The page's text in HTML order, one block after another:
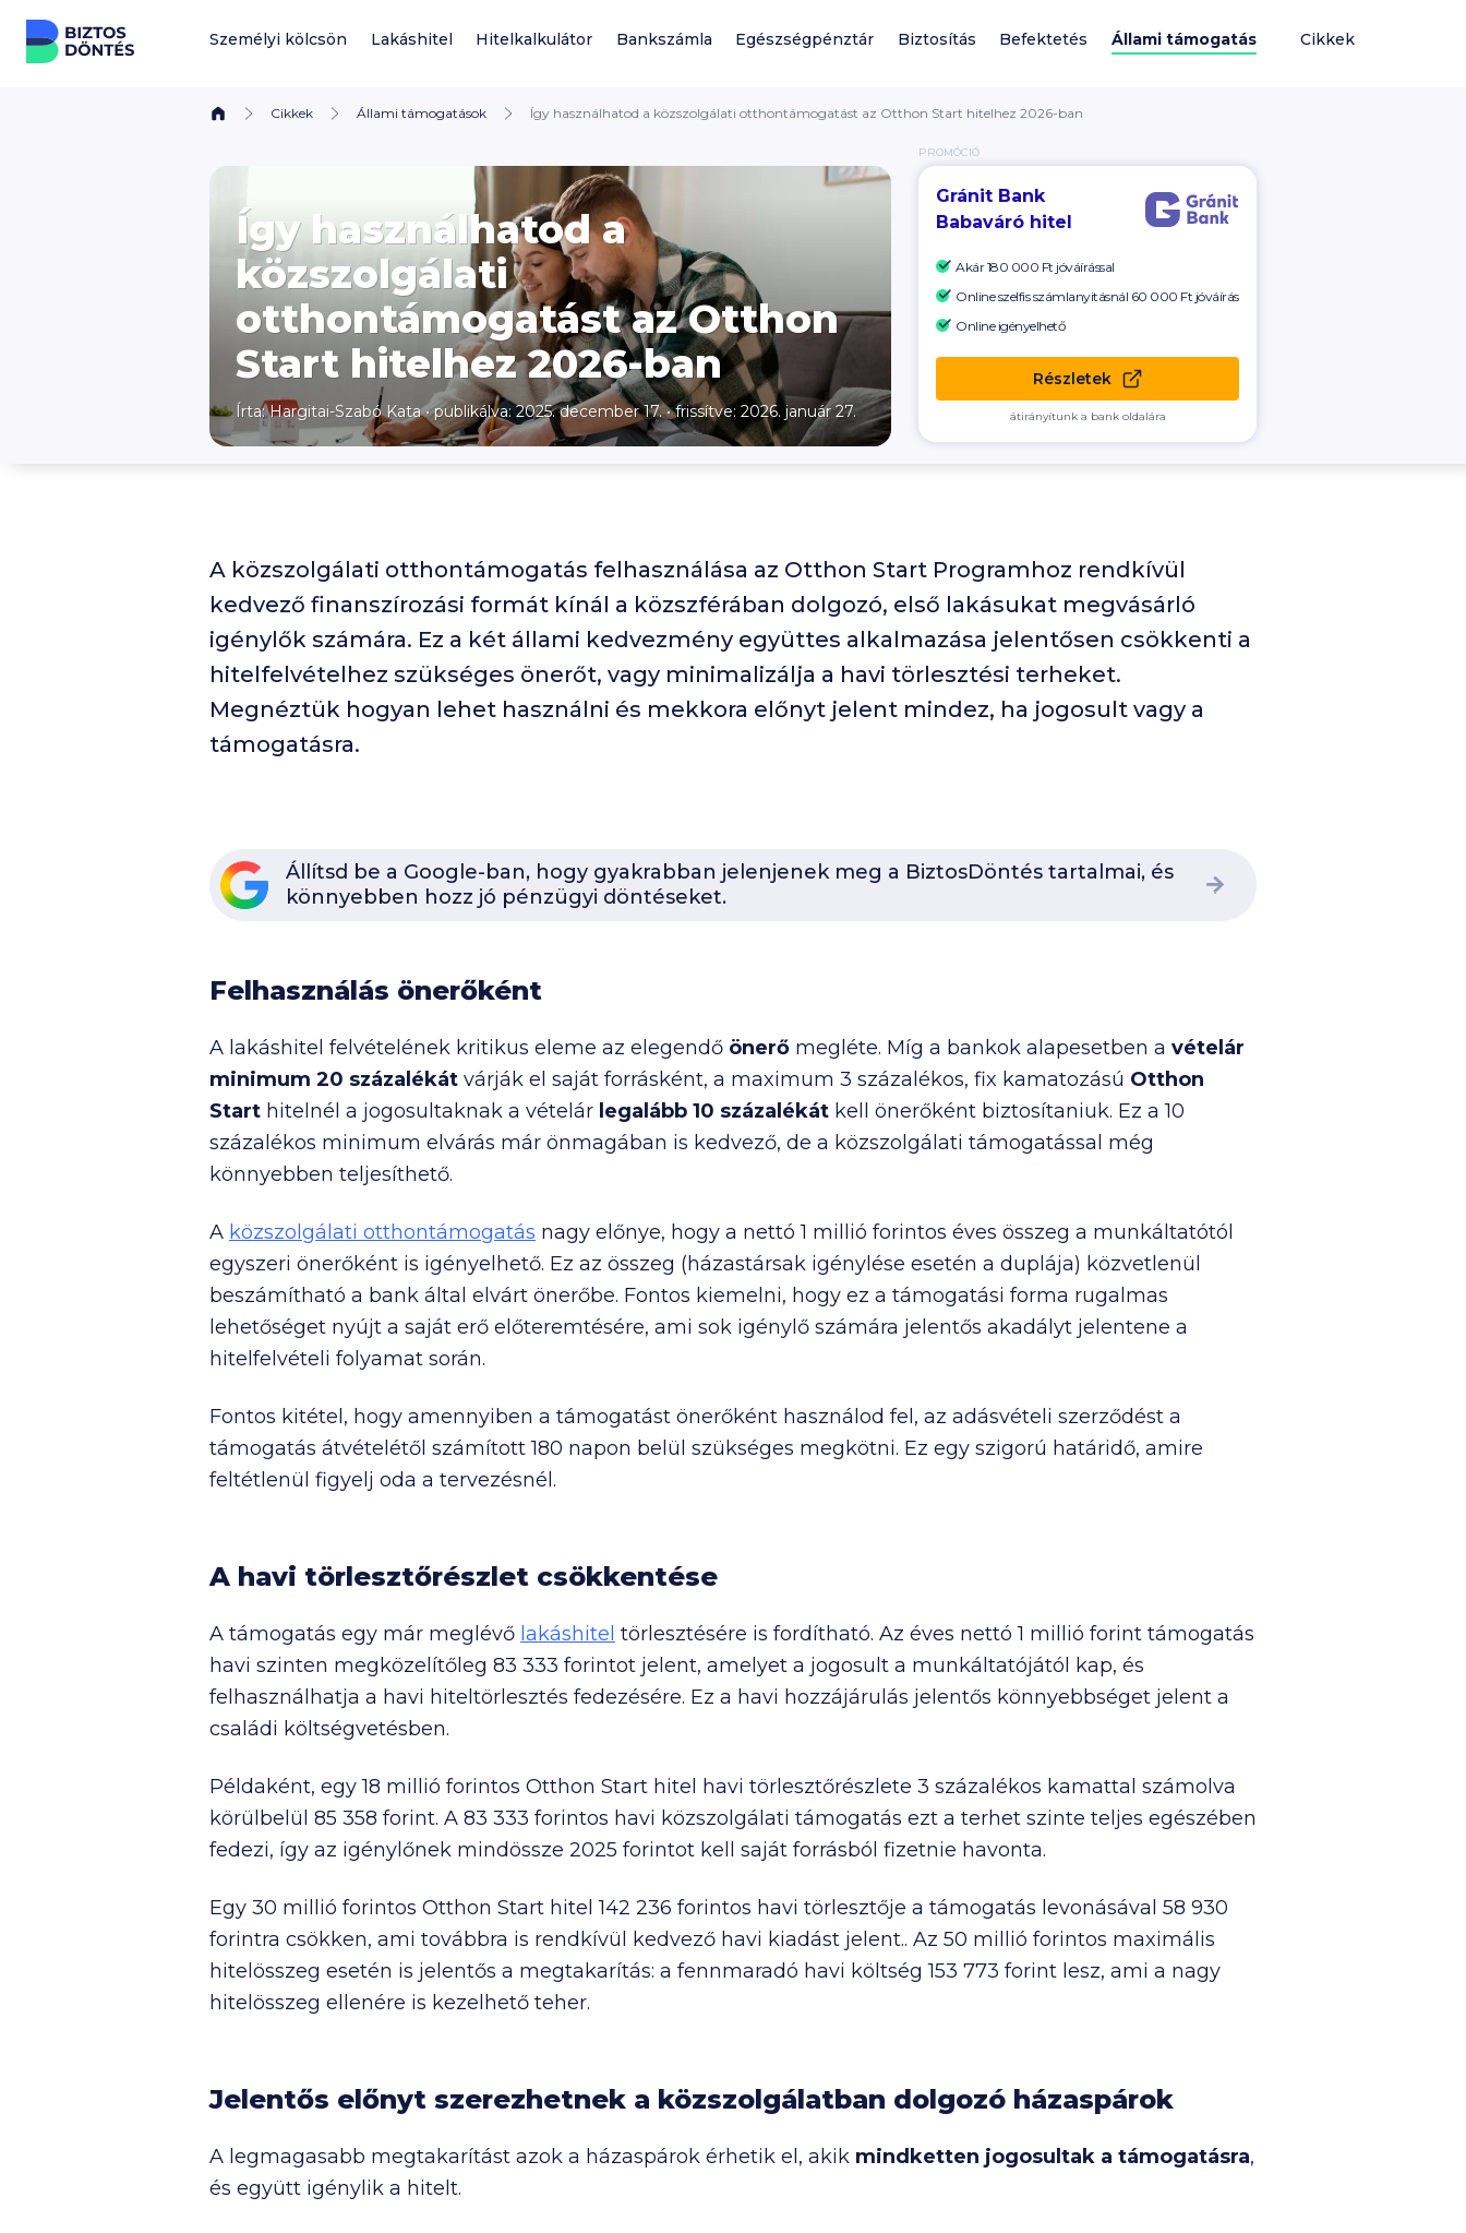
Ugrás a tartalomhoz
Személyi kölcsön Lakáshitel Hitelkalkulátor Bankszámla Egészségpénztár Biztosítás Befektetés Állami támogatás Cikkek
Cikkek Állami támogatások Így használhatod a közszolgálati otthontámogatást az Otthon Start hitelhez 2026-ban
Így használhatod a
közszolgálati
otthontámogatást az Otthon
Start hitelhez 2026-ban
Írta:Hargitai-Szabó Kata•publikálva: 2025. december 17.•frissítve: 2026. január 27.
PROMÓCIÓ
Gránit Bank
Babaváró hitel
Akár180 000 Ft jóváírással
Online szelfis számlanyitásnál 60 000 Ft jóváírás
Online igényelhető
Részletek
átirányítunk a bank oldalára
A közszolgálati otthontámogatás felhasználása az Otthon Start Programhoz rendkívül
kedvező finanszírozási formát kínál a közszférában dolgozó, első lakásukat megvásárló
igénylők számára. Ez a két állami kedvezmény együttes alkalmazása jelentősen csökkenti a
hitelfelvételhez szükséges önerőt, vagy minimalizálja a havi törlesztési terheket.
Megnéztük hogyan lehet használni és mekkora előnyt jelent mindez, ha jogosult vagy a
támogatásra.
Állítsd be a Google-ban, hogy gyakrabban jelenjenek meg a BiztosDöntés tartalmai, és
könnyebben hozz jó pénzügyi döntéseket.
Felhasználás önerőként
A lakáshitel felvételének kritikus eleme az elegendő önerő megléte. Míg a bankok alapesetben a vételár
minimum 20 százalékát várják el saját forrásként, a maximum 3 százalékos, fix kamatozású Otthon
Start hitelnél a jogosultaknak a vételár legalább 10 százalékát kell önerőként biztosítaniuk. Ez a 10
százalékos minimum elvárás már önmagában is kedvező, de a közszolgálati támogatással még
könnyebben teljesíthető.
A közszolgálati otthontámogatás nagy előnye, hogy a nettó1 millió forintos éves összeg a munkáltatótól
egyszeri önerőként is igényelhető. Ez az összeg (házastársak igénylése esetén a duplája) közvetlenül
beszámítható a bank által elvárt önerőbe. Fontos kiemelni, hogy ez a támogatási forma rugalmas
lehetőséget nyújt a saját erő előteremtésére, ami sok igénylő számára jelentős akadályt jelentene a
hitelfelvételi folyamat során.
Fontos kitétel, hogy amennyiben a támogatást önerőként használod fel, az adásvételi szerződést a
támogatás átvételétől számított 180 napon belül szükséges megkötni. Ez egy szigorú határidő, amire
feltétlenül figyelj oda a tervezésnél.
A havi törlesztőrészlet csökkentése
A támogatás egy már meglévő lakáshitel törlesztésére is fordítható. Az éves nettó1 millió forint támogatás
havi szinten megközelítőleg 83 333 forintot jelent, amelyet a jogosult a munkáltatójától kap, és
felhasználhatja a havi hiteltörlesztés fedezésére. Ez a havi hozzájárulás jelentős könnyebbséget jelent a
családi költségvetésben.
Példaként, egy18 millió forintos Otthon Start hitel havi törlesztőrészlete 3 százalékos kamattal számolva
körülbelül 85 358 forint. A 83 333 forintos havi közszolgálati támogatás ezt a terhet szinte teljes egészében
fedezi, így az igénylőnek mindössze 2025 forintot kell saját forrásból fizetnie havonta.
Egy 30 millió forintos Otthon Start hitel142 236 forintos havi törlesztője a támogatás levonásával 58 930
forintra csökken, ami továbbra is rendkívül kedvező havi kiadást jelent.. Az 50 millió forintos maximális
hitelösszeg esetén is jelentős a megtakarítás: a fennmaradó havi költség153 773 forint lesz, ami a nagy
hitelösszeg ellenére is kezelhető teher.
Jelentős előnyt szerezhetnek a közszolgálatban dolgozó házaspárok
A legmagasabb megtakarítást azok a házaspárok érhetik el, akik mindketten jogosultak a támogatásra,
és együtt igénylik a hitelt.